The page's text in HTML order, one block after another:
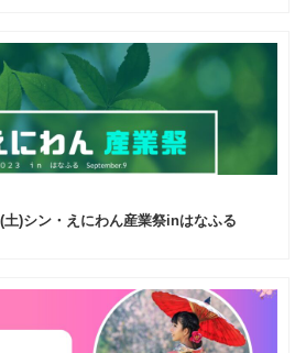
土)シン・えにわん産業祭inはなふる